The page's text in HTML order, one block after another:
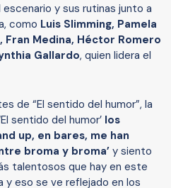
y sus rutinas junto a
como Luis Slimming, Pamela
Fran Medina, Héctor Romero
Gallardo, quien lidera el
de “El sentido del humor”, la
sentido del humor’ los
up, en bares, me han
broma y broma’ y siento
talentosos que hay en este
eso se ve reflejado en los